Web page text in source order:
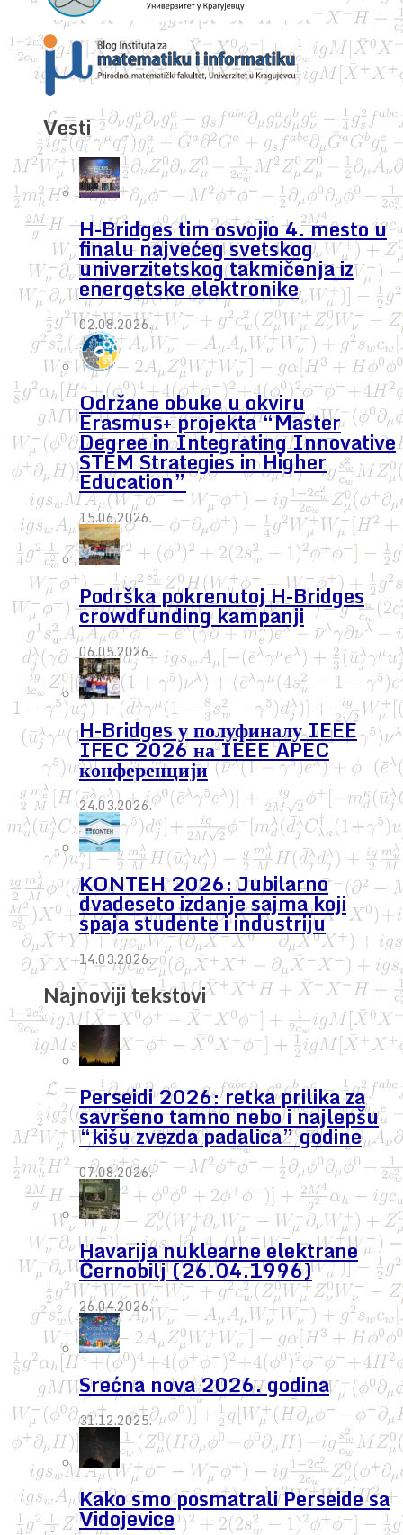
Vesti
H-Bridges tim osvojio 4. mesto u
finalu najvećeg svetskog
univerzitetskog takmičenja iz
energetske elektronike
02.08.2026.
Održane obuke u okviru
Erasmus+ projekta “Master
Degree in Integrating Innovative
STEM Strategies in Higher
Education”
15.06.2026.
Podrška pokrenutoj H-Bridges
crowdfunding kampanji
06.05.2026.
H-Bridges у полуфиналу IEEE
IFEC 2026 на IEEE APEC
конференцији
24.03.2026.
KONTEH 2026: Jubilarno
dvadeseto izdanje sajma koji
spaja studente i industriju
14.03.2026.
Najnoviji tekstovi
Perseidi 2026: retka prilika za
savršeno tamno nebo i najlepšu
“kišu zvezda padalica” godine
07.08.2026.
Havarija nuklearne elektrane
Černobilj (26.04.1996)
26.04.2026.
Srećna nova 2026. godina
31.12.2025.
Kako smo posmatrali Perseide sa
Vidojevice